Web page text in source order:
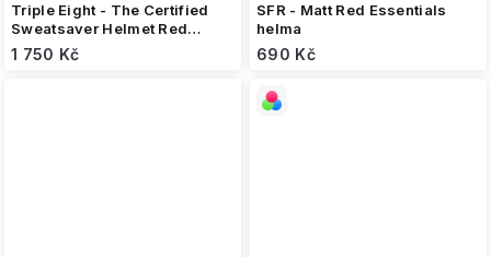
Triple Eight - The Certified
Sweatsaver Helmet Red
Glossy - helma
1 750 Kč
SFR - Matt Red Essentials
helma
690 Kč